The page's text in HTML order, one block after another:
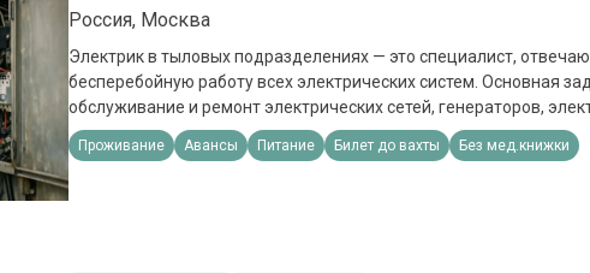
Россия, Москва
Электрик в тыловых подразделениях — это специалист,
бесперебойную работу всех электрических систем. Основная
обслуживание и ремонт электрических сетей, генераторов,
автомобилей и спецтехники. Обязанности: Проведение диагностики электрического и
электронного оборудования военной техники с целью
Проживание Авансы Питание Билет до вахты Без мед.книжки